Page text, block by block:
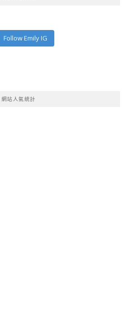
Follow Emily IG
網站人氣統計